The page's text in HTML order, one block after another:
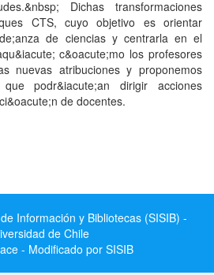
Dichas transformaciones
CTS, cuyo objetivo es orientar
de ciencias y centrarla en el
c&oacute;mo los profesores
nuevas atribuciones y proponemos
podr&iacute;an dirigir acciones
de docentes.
Información y Bibliotecas (SISIB) -
de Chile
- Modificado por SISIB